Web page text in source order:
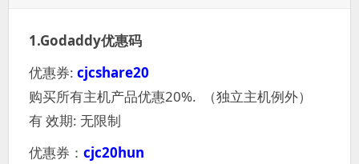
1.Godaddy优惠码
优惠券: cjcshare20
购买所有主机产品优惠20%. （独立主机例外）
有 效期: 无限制
优惠券： cjc20hun